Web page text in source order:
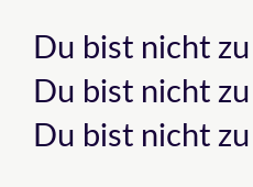
Du bist nicht
Du bist nicht
Du bist nicht